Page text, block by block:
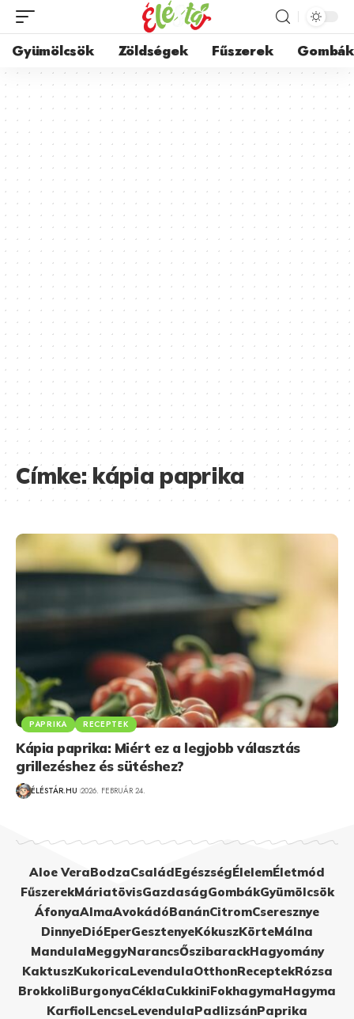
Gyümölcsök Zöldségek Fűszerek Gombák
Címke:kápia paprika
PAPRIKA RECEPTEK
Kápia paprika: Miért ez a legjobb választás
grillezéshez és sütéshez?
ÉLÉSTÁR.HU 2026. FEBRUÁR 24.
Aloe VeraBodzaCsaládEgészségÉlelemÉletmód
FűszerekMáriatövisGazdaságGombákGyümölcsök
ÁfonyaAlmaAvokádóBanánCitromCseresznye
DinnyeDióEperGesztenyeKókuszKörteMálna
MandulaMeggyNarancsŐszibarackHagyomány
KaktuszKukoricaLevendulaOtthonReceptekRózsa
BrokkoliBurgonyaCéklaCukkiniFokhagymaHagyma
KarfiolLencseLevendulaPadlizsánPaprika